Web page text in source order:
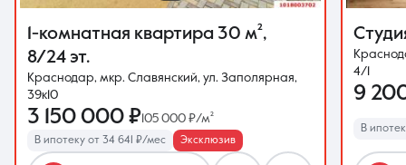
1-комнатная квартира 30 м²,
8/24 эт.
Краснодар, мкр. Славянский, ул. Заполярная,
39к10
3 150 000 ₽105 000 ₽/м²
В ипотеку от 34 641 ₽/мес Эксклюзив
4/1
9
В